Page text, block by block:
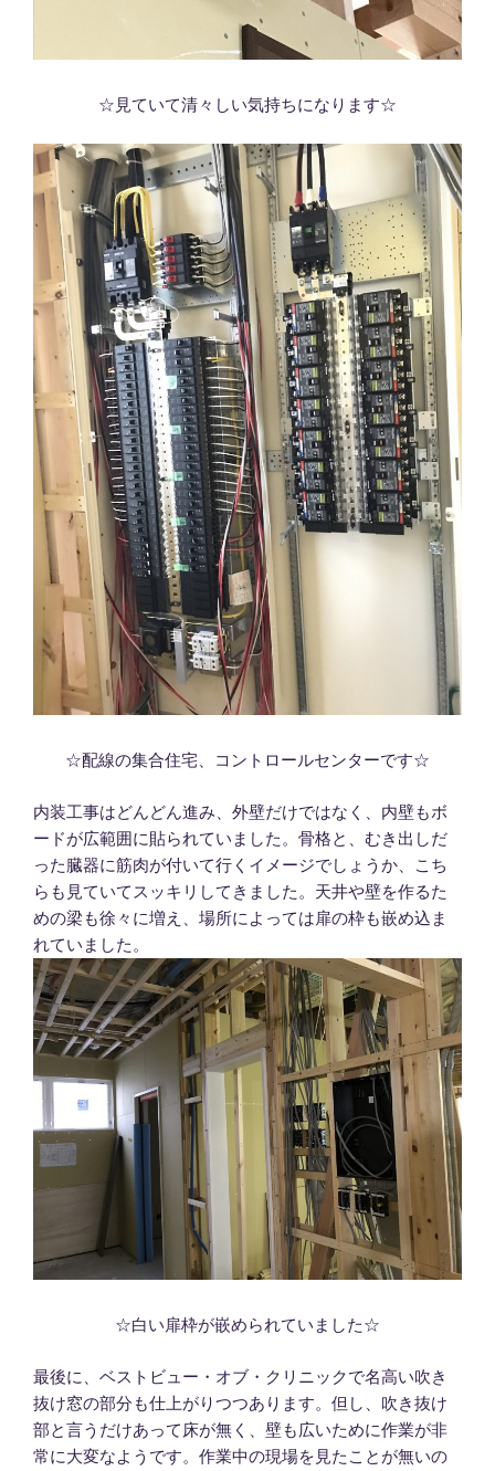
☆見ていて清々しい気持ちになります☆
☆配線の集合住宅、コントロールセンターです☆
内装工事はどんどん進み、外壁だけではなく、内壁もボ
ードが広範囲に貼られていました。骨格と、むき出しだ
った臓器に筋肉が付いて行くイメージでしょうか、こち
らも見ていてスッキリしてきました。天井や壁を作るた
めの梁も徐々に増え、場所によっては扉の枠も嵌め込ま
れていました。
☆白い扉枠が嵌められていました☆
最後に、ベストビュー・オブ・クリニックで名高い吹き
抜け窓の部分も仕上がりつつあります。但し、吹き抜け
部と言うだけあって床が無く、壁も広いために作業が非
常に大変なようです。作業中の現場を見たことが無いの